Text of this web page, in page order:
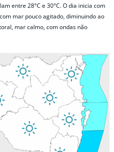
entre 28°C e 30°C. O dia inicia com
mar pouco agitado, diminuindo ao
mar calmo, com ondas não